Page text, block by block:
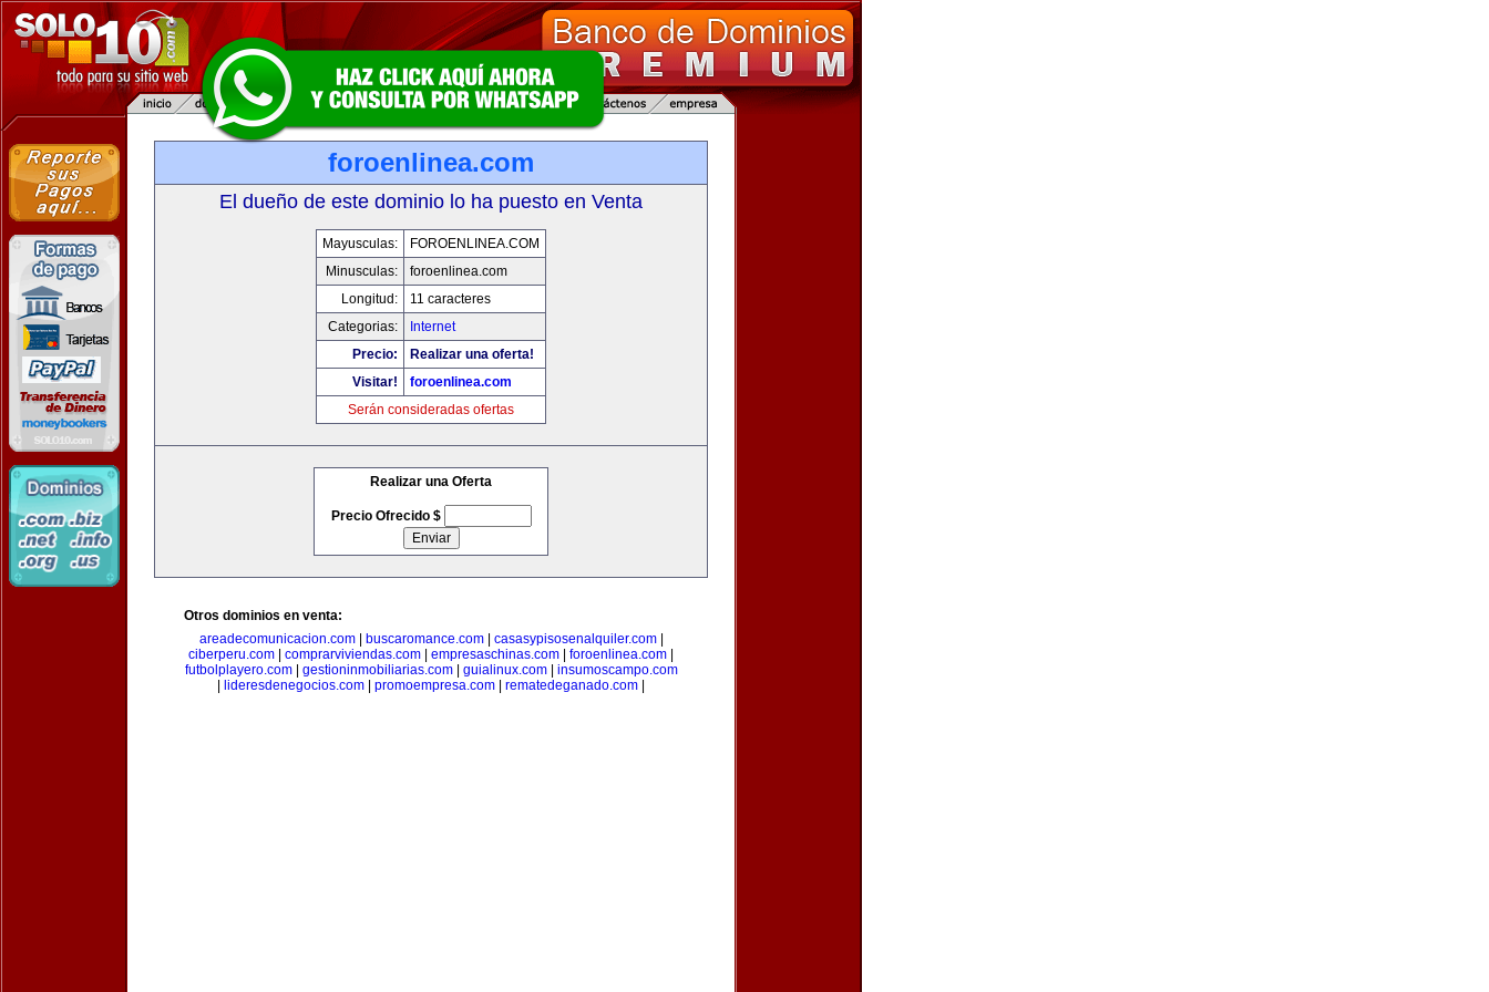
foroenlinea.com
El dueño de este dominio lo ha puesto en Venta
Mayusculas:
FOROENLINEA.COM
Minusculas:
foroenlinea.com
Longitud:
11 caracteres
Categorias:
Internet
Precio:
Realizar una oferta!
Visitar!
foroenlinea.com
Serán consideradas ofertas
Realizar una Oferta
Precio Ofrecido $
Otros dominios en venta:
areadecomunicacion.com| buscaromance.com| casasypisosenalquiler.com|
ciberperu.com
comprarviviendas.com empresaschinas.com foroenlinea.com
futbolplayero.com| gestioninmobiliarias.com| guialinux.com| insumoscampo.com
lideresdenegocios.com promoempresa.com rematedeganado.com